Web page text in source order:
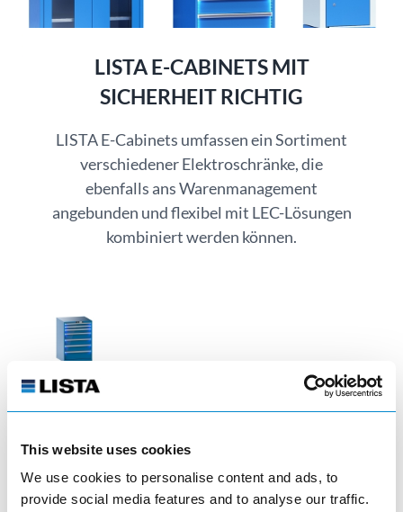
This website uses cookies
We use cookies to personalise content and ads, to
provide social media features and to analyse our traffic.
LISTA E-CABINETS MIT
SICHERHEIT RICHTIG
LISTA E-Cabinets umfassen ein Sortiment
verschiedener Elektroschränke, die
ebenfalls ans Warenmanagement
angebunden und flexibel mit LEC-Lösungen
kombiniert werden können.
E-Schubladenschränke
visibility